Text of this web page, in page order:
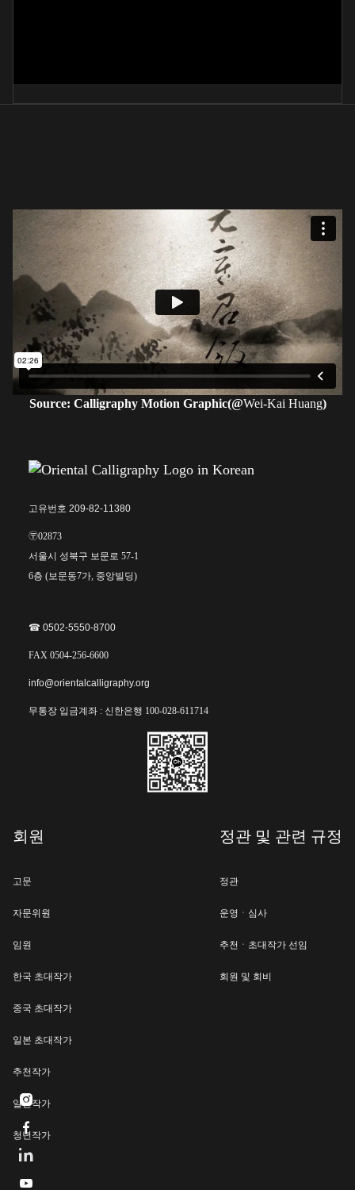
Source: Calligraphy Motion Graphic(@Wei-Kai Huang)
고유번호 209-82-11380
〶02873
서울시 성북구 보문로 57-1
6층 (보문동7가, 중앙빌딩)
☎︎ 0502-5550-8700
FAX 0504-256-6600
info@orientalcalligraphy.org
무통장 입금계좌 : 신한은행 100-028-611714
회원
고문
자문위원
임원
한국 초대작가
중국 초대작가
일본 초대작가
추천작가
일반작가
청년작가
정관 및 관련 규정
정관
운영ㆍ심사
추천ㆍ초대작가 선임
회원 및 회비


